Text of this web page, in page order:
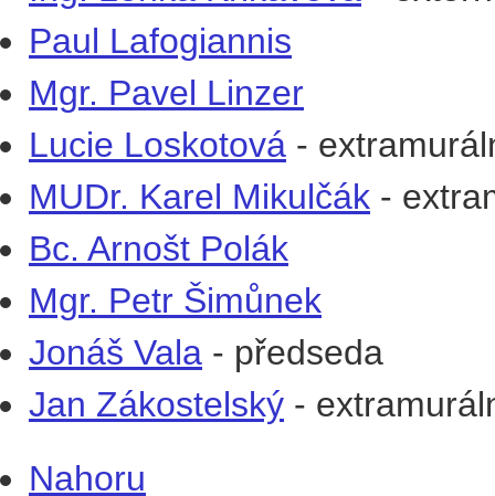
Paul Lafogiannis
Mgr. Pavel Linzer
Lucie Loskotová -
MUDr. Karel Mikulčák -
Bc. Arnošt Polák
Mgr. Petr Šimůnek
Jonáš Vala - předseda
Jan Zákostelský -
Nahoru